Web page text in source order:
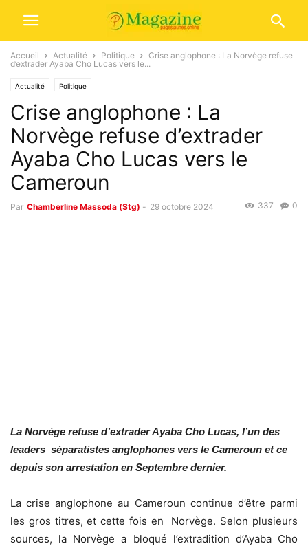
Accueil Actualité Politique
Crise anglophone : La Norvège refuse
d’extrader Ayaba Cho Lucas vers le...
Actualité Politique
Crise anglophone : La
Norvège refuse d’extrader
Ayaba Cho Lucas vers le
Cameroun
Par Chamberline Massoda (Stg) - 29 octobre 2024 0
337
La Norvège refuse d’extrader Ayaba Cho Lucas, l’un des
leaders séparatistes anglophones vers le Cameroun et ce
depuis son arrestation en Septembre dernier.
La crise anglophone au Cameroun continue d’être parmi
les gros titres, et cette fois en Norvège. Selon plusieurs
sources, la Norvège a bloqué l’extradition d’Ayaba Cho